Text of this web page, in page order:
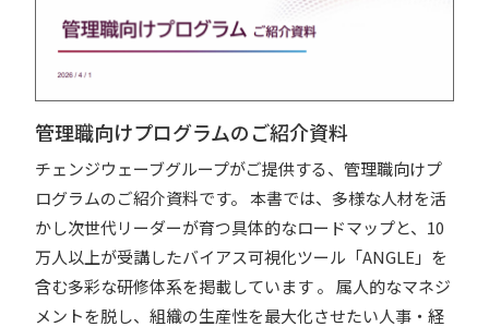
管理職向けプログラムのご紹介資料
チェンジウェーブグループがご提供する、管理職向けプ
ログラムのご紹介資料です。 本書では、多様な人材を活
かし次世代リーダーが育つ具体的なロードマップと、10
万人以上が受講したバイアス可視化ツール「ANGLE」を
含む多彩な研修体系を掲載しています 。 属人的なマネジ
メントを脱し、組織の生産性を最大化させたい人事・経